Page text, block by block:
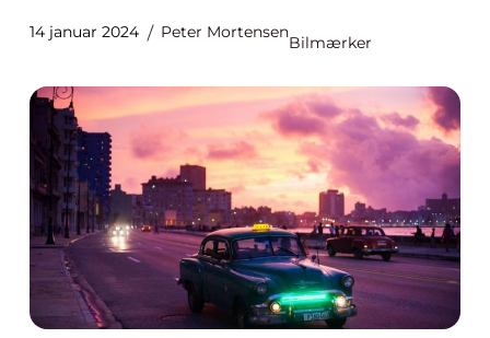
14 januar 2024 Peter Mortensen
Bilmærker